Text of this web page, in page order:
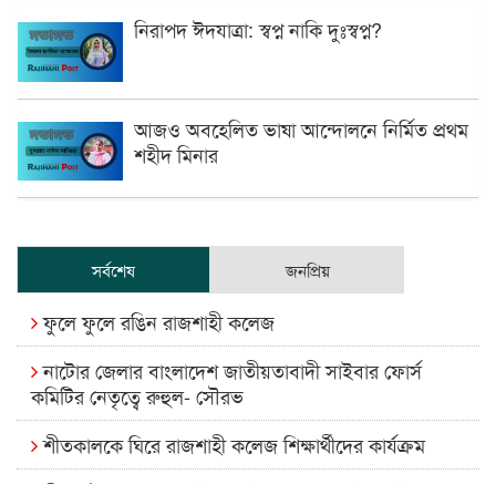
নিরাপদ ঈদযাত্রা: স্বপ্ন নাকি দুঃস্বপ্ন?
আজও অবহেলিত ভাষা আন্দোলনে নির্মিত প্রথম
শহীদ মিনার
সর্বশেষ জনপ্রিয়
ফুলে ফুলে রঙিন রাজশাহী কলেজ
নাটোর জেলার বাংলাদেশ জাতীয়তাবাদী সাইবার ফোর্স
কমিটির নেতৃত্বে রুহুল- সৌরভ
শীতকালকে ঘিরে রাজশাহী কলেজ শিক্ষার্থীদের কার্যক্রম